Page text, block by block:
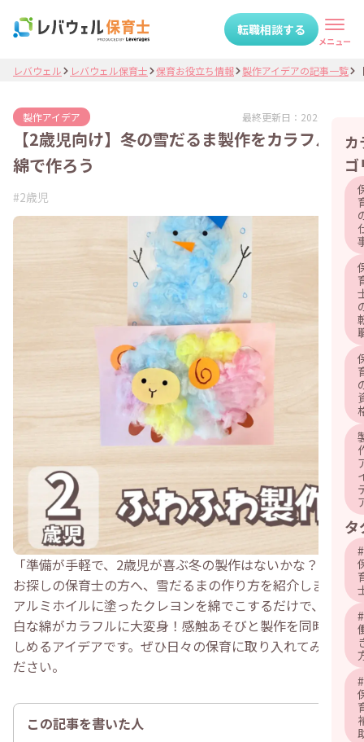
転職相談する
メニュー
カ
ゴ
タ
#
#
#
レバウェル レバウェル保育士 保育お役立ち情報 製作アイデアの記事一覧
製作アイデア 最終更新日： 2026.03.24
【2歳児向け】冬の雪だるま製作をカラフルな
綿で作ろう
#2歳児
「準備が手軽で、2歳児が喜ぶ冬の製作はないかな？」と
お探しの保育士の方へ、雪だるまの作り方を紹介します。
アルミホイルに塗ったクレヨンを綿でこするだけで、真っ
白な綿がカラフルに大変身！感触あそびと製作を同時に楽
しめるアイデアです。ぜひ日々の保育に取り入れてみてく
ださい。
この記事を書いた人